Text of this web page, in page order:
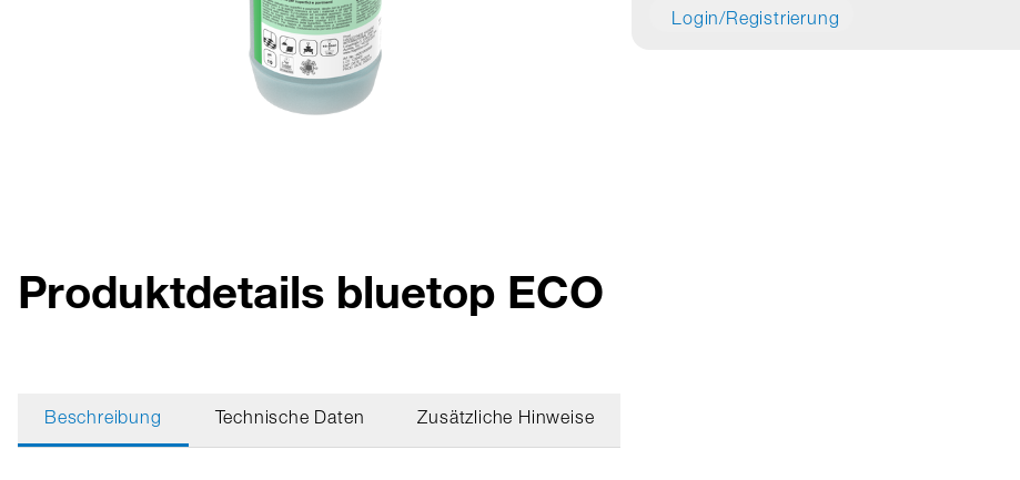
Login/Registrierung
Produktdetails bluetop ECO
Beschreibung Technische Daten Zusätzliche Hinweise